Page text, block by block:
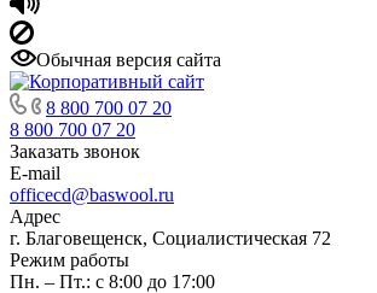
Обычная версия сайта
8 800 700 07 20
8 800 700 07 20
Заказать звонок
E-mail
officecd@baswool.ru
Адрес
г. Благовещенск, Социалистическая 72
Режим работы
Пн. – Пт.: с 8:00 до 17:00